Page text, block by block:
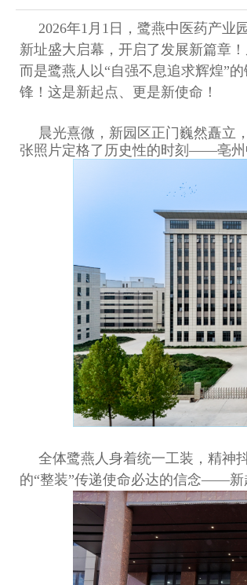
2026年1 月 1 日，鹭燕中医药产业
新址盛大启幕，开启了发展新篇章
而是鹭燕人以“自强不息追求辉煌”
锋！这是新起点、更是新使命！
晨光熹微，新园区正门巍然矗立
张照片定格了历史性的时刻——亳州
全体鹭燕人身着统一工装，精神
的“整装”传递使命必达的信念——新